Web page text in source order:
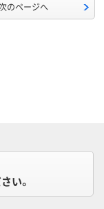
のページへ
い。